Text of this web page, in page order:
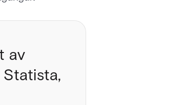
av